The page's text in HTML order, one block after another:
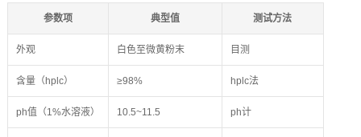
参数项 典型值 测试方法
外观 白色至微黄粉末 目测
含量（hplc） ≥98% hplc法
ph值（1%水溶液） 10.5~11.5 ph计